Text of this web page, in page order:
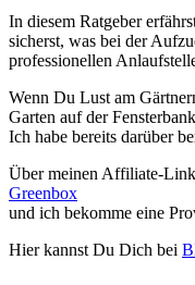
In diesem Ratgeber
sicherst, was bei der
professionellen
Wenn Du Lust am
Garten auf der
Ich habe bereits darüber
Über meinen Affiliate-
Greenbox
und ich bekomme eine
Hier kannst Du Dich bei